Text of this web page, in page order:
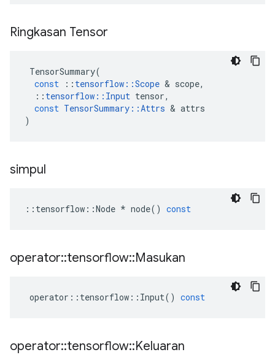
Ringkasan Tensor
TensorSummary(
const
:: tensorflow ::Scope & scope,
:: tensorflow :: Input tensor,
const TensorSummary ::Attrs & attrs
)
simpul
:: tensorflow ::Node * node() const
operator::tensorflow::Masukan
operator :: tensorflow :: Input() const
operator::tensorflow::Keluaran